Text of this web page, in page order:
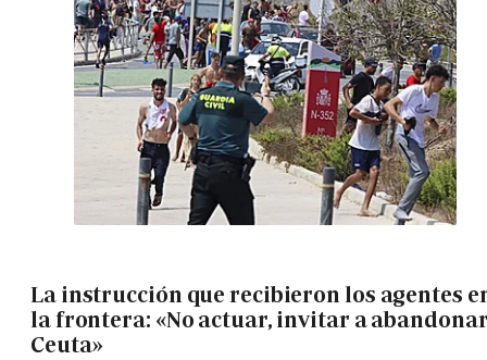
La instrucción que recibieron los agentes
la frontera: «No actuar, invitar a
Ceuta»